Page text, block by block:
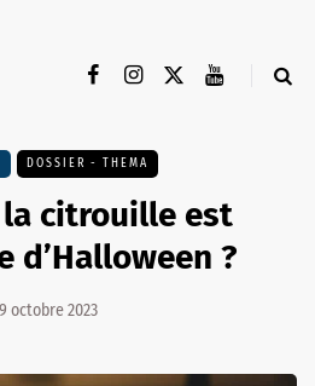
DOSSIER - THEMA
citrouille est
d’Halloween ?
octobre 2023